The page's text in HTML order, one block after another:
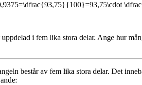
i fem lika stora delar. Ange hur
består av fem lika stora delar. Det